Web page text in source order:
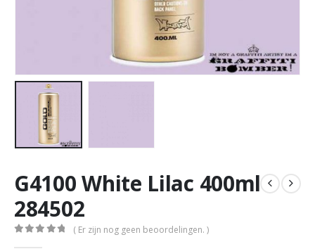
G4100 White Lilac 400ml
284502
( Er zijn nog geen beoordelingen. )